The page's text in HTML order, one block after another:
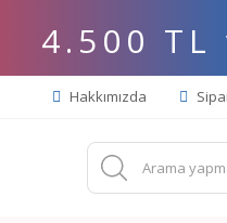
4.500 TL
Hakkımızda